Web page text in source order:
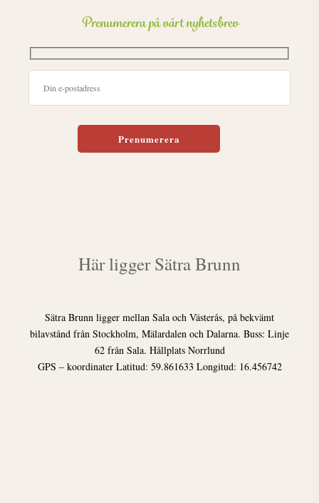
Prenumerera på vårt nyhetsbrev
Här ligger Sätra Brunn
Sätra Brunn ligger mellan Sala och Västerås, på bekvämt
bilavstånd från Stockholm, Mälardalen och Dalarna. Buss: Linje
62 från Sala. Hållplats Norrlund
GPS – koordinater Latitud: 59.861633 Longitud: 16.456742